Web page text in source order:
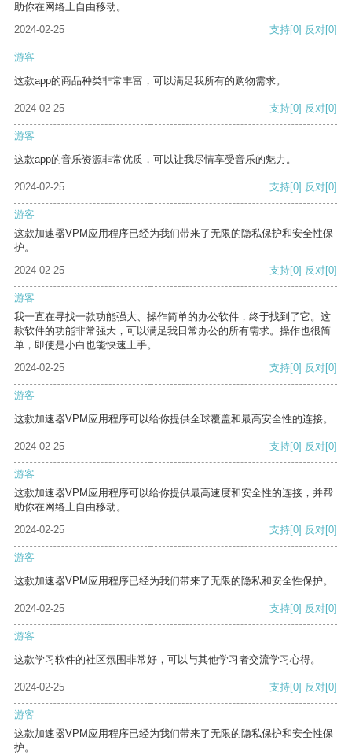
助你在网络上自由移动。
2024-02-25
支持[0] 反对[0]
游客
这款app的商品种类非常丰富，可以满足我所有的购物需求。
2024-02-25 支持[0] 反对[0]
游客
这款app的音乐资源非常优质，可以让我尽情享受音乐的魅力。
2024-02-25 支持[0] 反对[0]
游客
这款加速器VPM应用程序已经为我们带来了无限的隐私保护和安全性保
护。
2024-02-25
支持[0] 反对[0]
游客
我一直在寻找一款功能强大、操作简单的办公软件，终于找到了它。这
款软件的功能非常强大，可以满足我日常办公的所有需求。操作也很简
单，即使是小白也能快速上手。
2024-02-25
支持[0] 反对[0]
游客
这款加速器VPM应用程序可以给你提供全球覆盖和最高安全性的连接。
2024-02-25 支持[0] 反对[0]
游客
这款加速器VPM应用程序可以给你提供最高速度和安全性的连接，并帮
助你在网络上自由移动。
2024-02-25
支持[0] 反对[0]
游客
这款加速器VPM应用程序已经为我们带来了无限的隐私和安全性保护。
2024-02-25 支持[0] 反对[0]
游客
这款学习软件的社区氛围非常好，可以与其他学习者交流学习心得。
2024-02-25 支持[0] 反对[0]
游客
这款加速器VPM应用程序已经为我们带来了无限的隐私保护和安全性保
护。